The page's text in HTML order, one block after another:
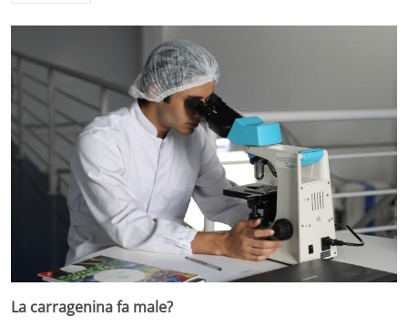
La carragenina fa male?